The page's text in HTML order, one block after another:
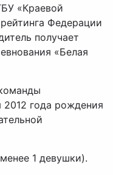
«Краевой
Федерации
получает
«Белая
года рождения
1 девушки).